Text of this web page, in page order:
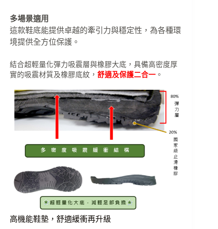
多場景適用
這款鞋底能提供卓越的牽引力與穩定性，為各種環
境提供全方位保護。
結合超輕量化彈力吸震層與橡膠大底，具備高密度厚
實的吸震材質及橡膠底紋， 舒適及保護二合一 。
高機能鞋墊，舒適緩衝再升級